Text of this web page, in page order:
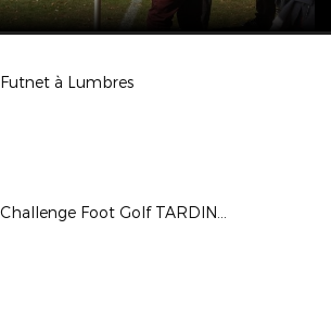
Futnet à Lumbres
Challenge Foot Golf TARDINGHEN